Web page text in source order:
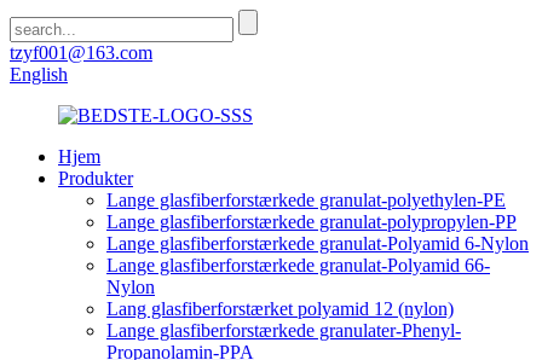
tzyf001@163.com
English
Hjem
Produkter
Lange glasfiberforstærkede granulat-polyethylen-PE
Lange glasfiberforstærkede granulat-polypropylen-PP
Lange glasfiberforstærkede granulat-Polyamid 6-Nylon
Lange glasfiberforstærkede granulat-Polyamid 66-
Nylon
Lang glasfiberforstærket polyamid 12 (nylon)
Lange glasfiberforstærkede granulater-Phenyl-
Propanolamin-PPA